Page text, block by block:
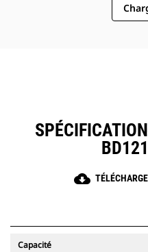
cloud_download
Capacité